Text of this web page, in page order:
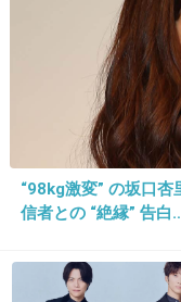
仕事帰りに寿司
に、冒頭だけで
13. 匿名2019/04/09(火) 20:56:43
マツコの右目ず
“98kg激変” の坂口
信者との “絶縁” 告